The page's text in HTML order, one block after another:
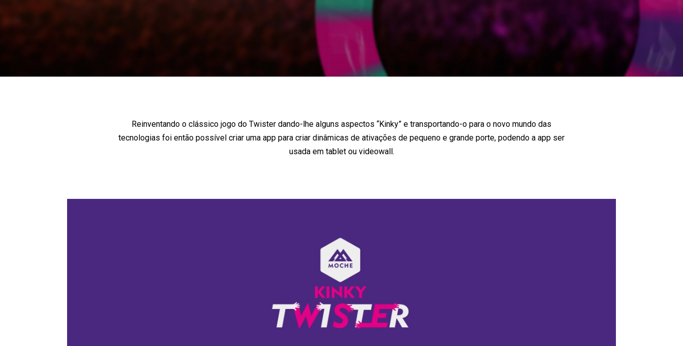
Reinventando o clássico jogo do Twister dando-lhe alguns aspectos “Kinky” e transportando-o para o novo mundo das
tecnologias foi então possível criar uma app para criar dinâmicas de ativações de pequeno e grande porte, podendo a app ser
usada em tablet ou videowall.